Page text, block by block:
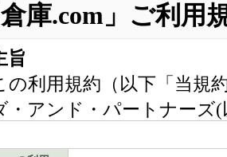
倉庫.com」ご利用
旨
の利用規約（以下「当規
・アンド・パートナーズ